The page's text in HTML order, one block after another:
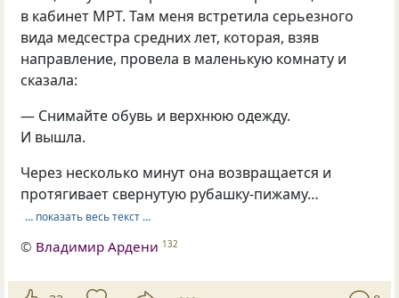
в кабинет МРТ. Там меня встретила серьезного
вида медсестра средних лет, которая, взяв
направление, провела в маленькую комнату и
сказала:
— Снимайте обувь и верхнюю одежду.
И вышла.
Через несколько минут она возвращается и
протягивает свернутую рубашку-пижаму…
… показать весь текст …
© Владимир Ардени 132